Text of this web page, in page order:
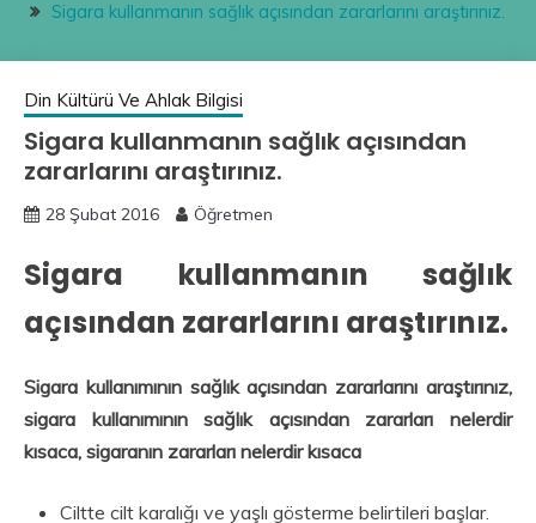
Sigara kullanmanın sağlık açısından zararlarını araştırınız.
Din Kültürü Ve Ahlak Bilgisi
Sigara kullanmanın sağlık açısından
zararlarını araştırınız.
28 Şubat 2016 Öğretmen
Sigara kullanmanın sağlık
açısından zararlarını araştırınız.
Sigara kullanımının sağlık açısından zararlarını araştırınız,
sigara kullanımının sağlık açısından zararları nelerdir
kısaca, sigaranın zararları nelerdir kısaca
Ciltte cilt karalığı ve yaşlı gösterme belirtileri başlar.